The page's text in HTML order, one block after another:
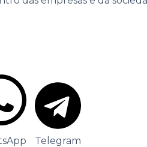
Telegram